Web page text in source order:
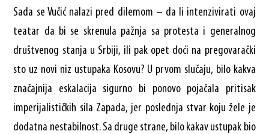
Sada se Vučić nalazi pred dilemom – da li intenzivirati ovaj
teatar da bi se skrenula pažnja sa protesta i generalnog
društvenog stanja u Srbiji, ili pak opet doći na pregovarački
sto uz novi niz ustupaka Kosovu? U prvom slučaju, bilo kakva
značajnija eskalacija sigurno bi ponovo pojačala pritisak
imperijalističkih sila Zapada, jer poslednja stvar koju žele je
dodatna nestabilnost. Sa druge strane, bilo kakav ustupak bio